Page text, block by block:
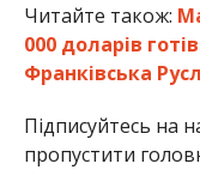
Читайте також:
000 доларів
Франківська
Підписуйтесь на
пропустити